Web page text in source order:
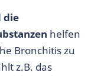
die
helfen
Bronchitis zu
z.B. das